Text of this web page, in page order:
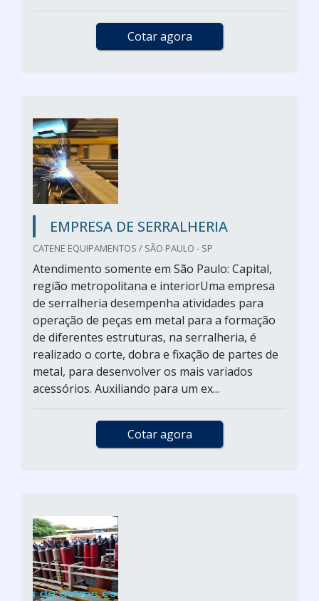
Cotar agora
EMPRESA DE SERRALHERIA
CATENE EQUIPAMENTOS / SÃO PAULO - SP
Atendimento somente em São Paulo: Capital,
região metropolitana e interiorUma empresa
de serralheria desempenha atividades para
operação de peças em metal para a formação
de diferentes estruturas, na serralheria, é
realizado o corte, dobra e fixação de partes de
metal, para desenvolver os mais variados
acessórios. Auxiliando para um ex...
Cotar agora